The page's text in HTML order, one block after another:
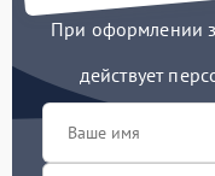
При оформлении
действует